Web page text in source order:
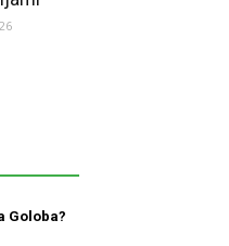
Goloba?